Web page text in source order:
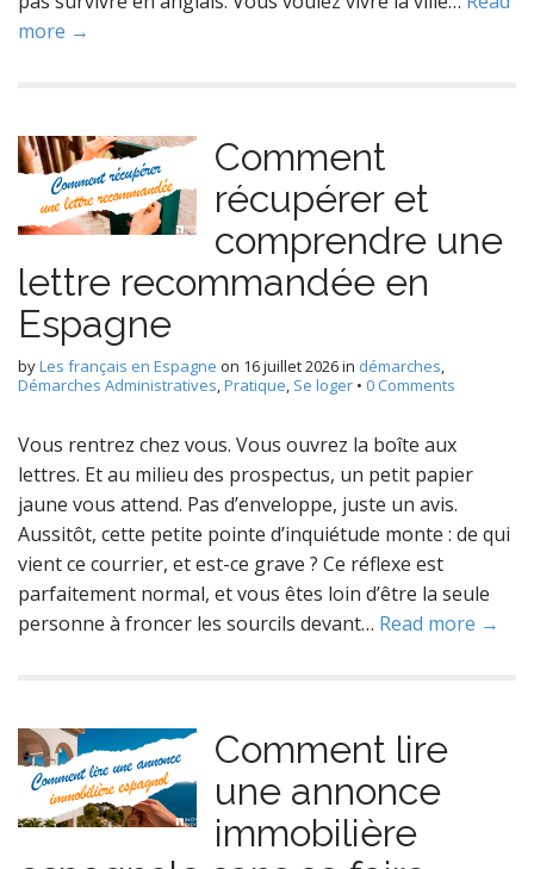
more →
Comment
récupérer et
comprendre une
lettre recommandée en
Espagne
byLes français en Espagne on 16 juillet 2026in démarches,
Démarches Administratives,Pratique, Se loger • 0 Comments
Vous rentrez chez vous. Vous ouvrez la boîte aux
lettres. Et au milieu des prospectus, un petit papier
jaune vous attend. Pas d’enveloppe, juste un avis.
Aussitôt, cette petite pointe d’inquiétude monte : de qui
vient ce courrier, et est-ce grave ? Ce réflexe est
parfaitement normal, et vous êtes loin d’être la seule
personne à froncer les sourcils devant… Read more →
Comment lire
une annonce
immobilière